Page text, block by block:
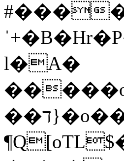
#���
l�A�
��ד}�o��!�}